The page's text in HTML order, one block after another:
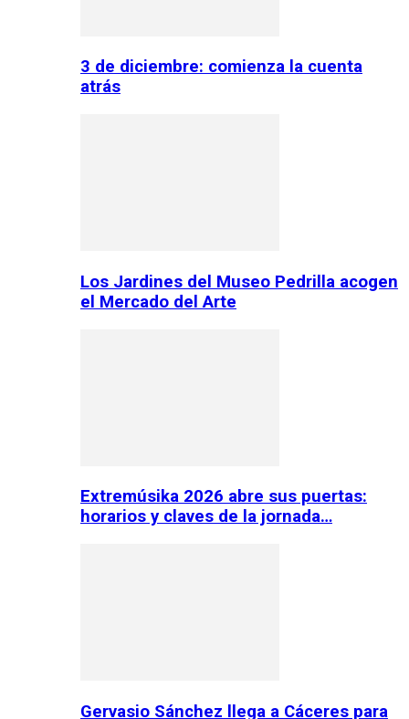
3 de diciembre: comienza la cuenta
atrás
Los Jardines del Museo Pedrilla acogen
el Mercado del Arte
Extremúsika 2026 abre sus puertas:
horarios y claves de la jornada…
Gervasio Sánchez llega a Cáceres para